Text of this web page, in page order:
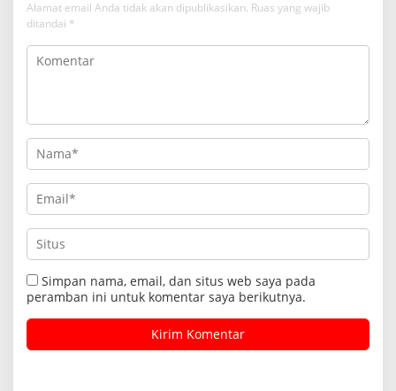
Alamat email Anda tidak akan dipublikasikan. Ruas yang wajib
ditandai *
Simpan nama, email, dan situs web saya pada
peramban ini untuk komentar saya berikutnya.